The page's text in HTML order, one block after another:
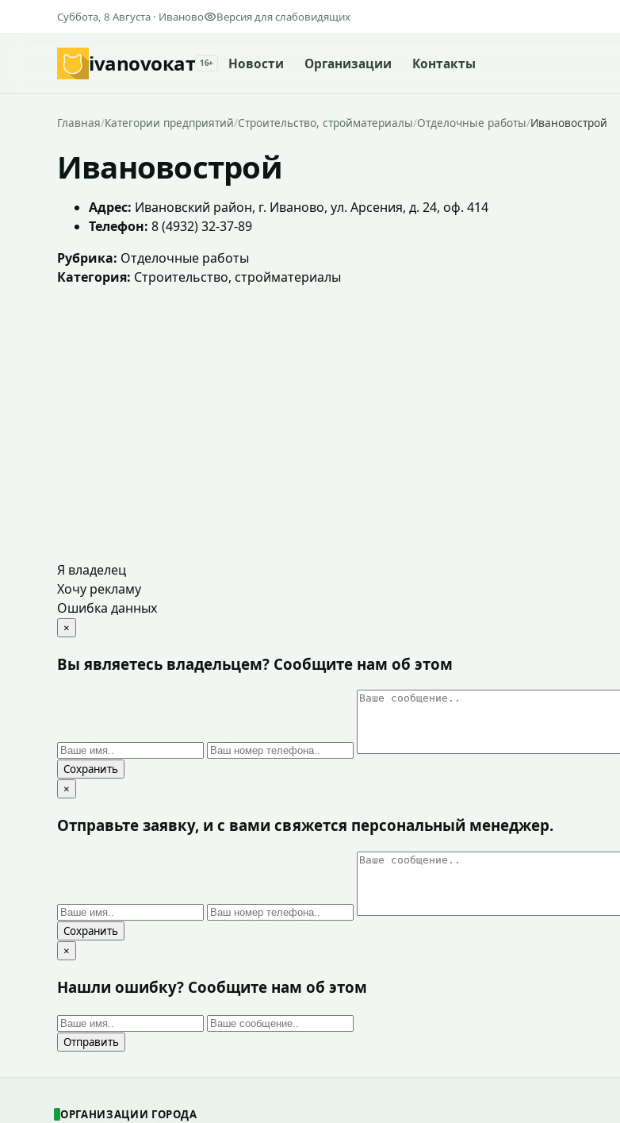
Суббота, 8 Августа · Иваново Версия для слабовидящих
ivanovoкат 16+ Новости Организации Контакты
Главная/Категории предприятий/Строительство, стройматериалы/Отделочные работы/Ивановострой
Ивановострой
Адрес: Ивановский район, г. Иваново, ул. Арсения, д. 24, оф. 414
Телефон: 8 (4932) 32-37-89
Рубрика: Отделочные работы
Категория: Строительство, стройматериалы
Я владелец
Хочу рекламу
Ошибка данных
×
Вы являетесь владельцем? Сообщите нам об этом
Сохранить
×
Отправьте заявку, и с вами свяжется персональный менеджер.
Сохранить
×
Нашли ошибку? Сообщите нам об этом
Отправить
ОРГАНИЗАЦИИ ГОРОДА